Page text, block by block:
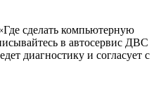
сделать компьютерную
в автосервис ДВС
диагностику и согласует с